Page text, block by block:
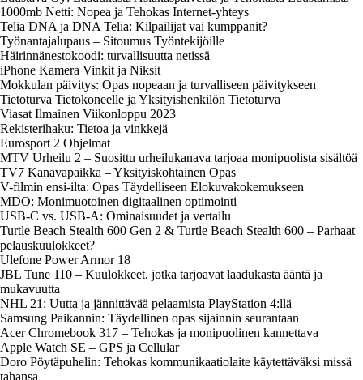
1000mb Netti: Nopea ja Tehokas Internet-yhteys
Telia DNA ja DNA Telia: Kilpailijat vai kumppanit?
Työnantajalupaus – Sitoumus Työntekijöille
Häirinnänestokoodi: turvallisuutta netissä
iPhone Kamera Vinkit ja Niksit
Mokkulan päivitys: Opas nopeaan ja turvalliseen päivitykseen
Tietoturva Tietokoneelle ja Yksityishenkilön Tietoturva
Viasat Ilmainen Viikonloppu 2023
Rekisterihaku: Tietoa ja vinkkejä
Eurosport 2 Ohjelmat
MTV Urheilu 2 – Suosittu urheilukanava tarjoaa monipuolista sisältöä
TV7 Kanavapaikka – Yksityiskohtainen Opas
V-filmin ensi-ilta: Opas Täydelliseen Elokuvakokemukseen
MDO: Monimuotoinen digitaalinen optimointi
USB-C vs. USB-A: Ominaisuudet ja vertailu
Turtle Beach Stealth 600 Gen 2 & Turtle Beach Stealth 600 – Parhaat
pelauskuulokkeet?
Ulefone Power Armor 18
JBL Tune 110 – Kuulokkeet, jotka tarjoavat laadukasta ääntä ja
mukavuutta
NHL 21: Uutta ja jännittävää pelaamista PlayStation 4:llä
Samsung Paikannin: Täydellinen opas sijainnin seurantaan
Acer Chromebook 317 – Tehokas ja monipuolinen kannettava
Apple Watch SE – GPS ja Cellular
Doro Pöytäpuhelin: Tehokas kommunikaatiolaite käytettäväksi missä
tahansa